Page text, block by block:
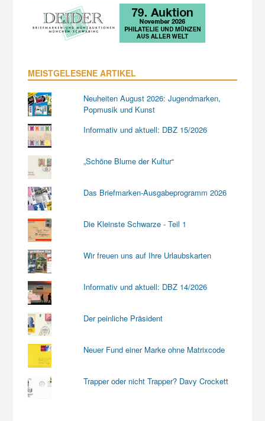
MEISTGELESENE ARTIKEL
Neuheiten August 2026: Jugendmarken,
Popmusik und Kunst
Informativ und aktuell: DBZ 15/2026
„Schöne Blume der Kultur“
Das Briefmarken-Ausgabeprogramm 2026
Die Kleinste Schwarze - Teil 1
Wir freuen uns auf Ihre Urlaubskarten
Informativ und aktuell: DBZ 14/2026
Der peinliche Präsident
Neuer Fund einer Marke ohne Matrixcode
Trapper oder nicht Trapper? Davy Crockett